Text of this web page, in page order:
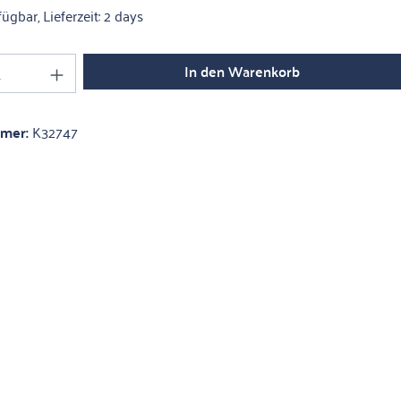
Lieferzeit: 2 days
Gib den gewünschten Wert ein
In den Warenkorb
K32747